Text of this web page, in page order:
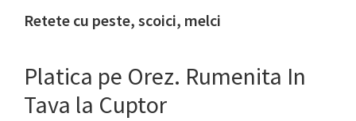
Retete cu peste, scoici, melci
Platica pe Orez. Rumenita In
Tava la Cuptor